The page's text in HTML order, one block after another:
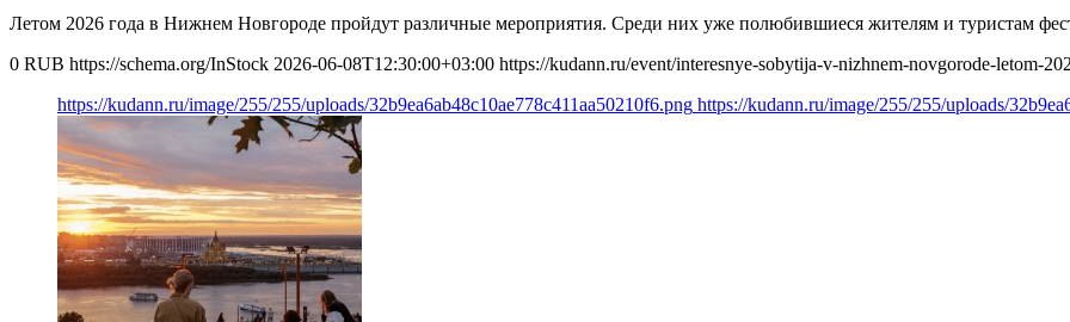
Летом 2026 года в Нижнем Новгороде пройдут различные мероприятия. Среди них уже полюбившиеся жителям и туристам
0 RUB https://schema.org/InStock 2026-06-08T12:30:00+03:00 https://kudann.ru/event/interesnye-sobytija-v-nizhnem-novgorode-letom-
https://kudann.ru/image/255/255/uploads/32b9ea6ab48c10ae778c411aa50210f6.png https://kudann.ru/image/255/255/uploads/